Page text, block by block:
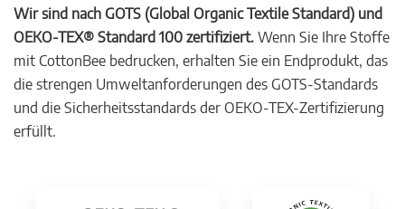
Wir sind nach GOTS (Global Organic Textile Standard) und
OEKO-TEX® Standard 100 zertifiziert. Wenn Sie Ihre Stoffe
mit CottonBee bedrucken, erhalten Sie ein Endprodukt, das
die strengen Umweltanforderungen des GOTS-Standards
und die Sicherheitsstandards der OEKO-TEX-Zertifizierung
erfüllt.